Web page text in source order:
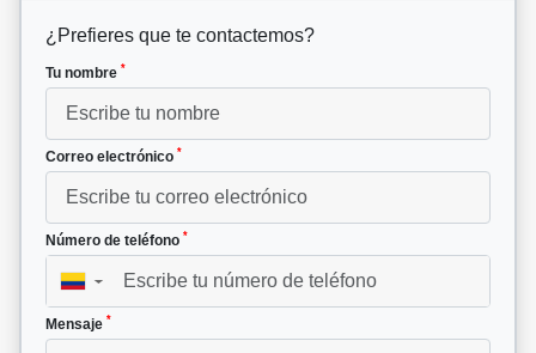
¿Prefieres que te contactemos?
Tu nombre *
Correo electrónico *
Número de teléfono *
▼
Mensaje *